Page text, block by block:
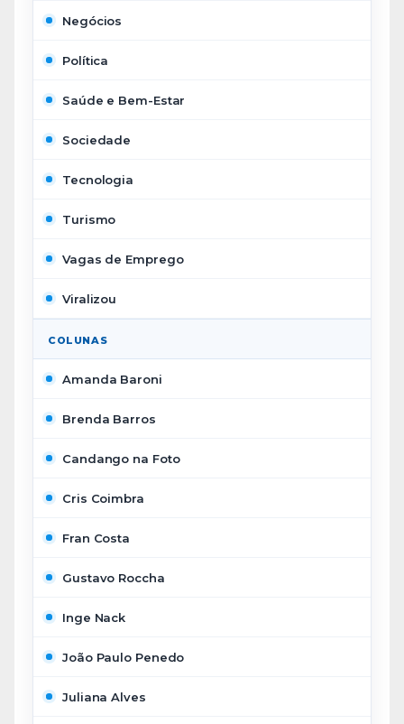
Negócios
Política
Saúde e Bem-Estar
Sociedade
Tecnologia
Turismo
Vagas de Emprego
Viralizou
COLUNAS
Amanda Baroni
Brenda Barros
Candango na Foto
Cris Coimbra
Fran Costa
Gustavo Roccha
Inge Nack
João Paulo Penedo
Juliana Alves